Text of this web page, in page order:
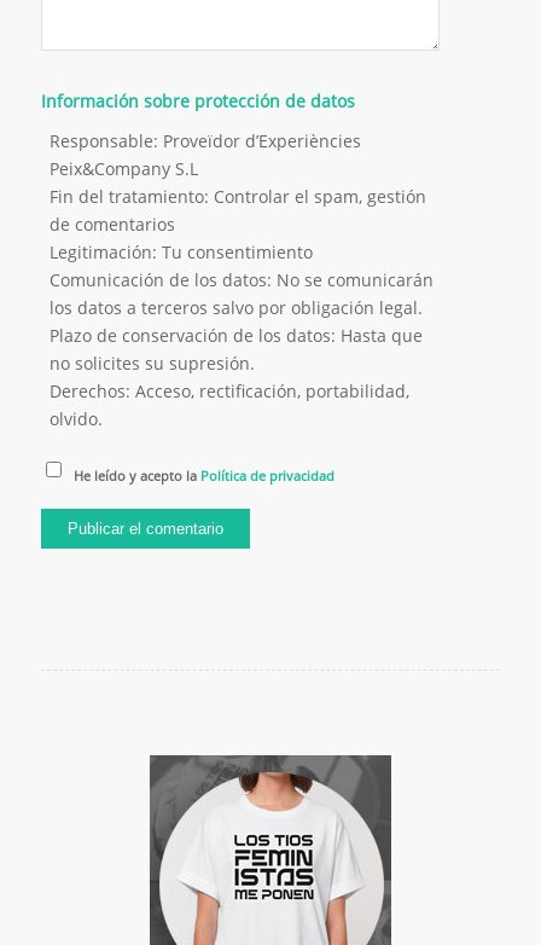
Información sobre protección de datos
Responsable: Proveïdor d’Experiències
Peix&Company S.L
Fin del tratamiento: Controlar el spam, gestión
de comentarios
Legitimación: Tu consentimiento
Comunicación de los datos: No se comunicarán
los datos a terceros salvo por obligación legal.
Plazo de conservación de los datos: Hasta que
no solicites su supresión.
Derechos: Acceso, rectificación, portabilidad,
olvido.
He leído y acepto la Política de privacidad